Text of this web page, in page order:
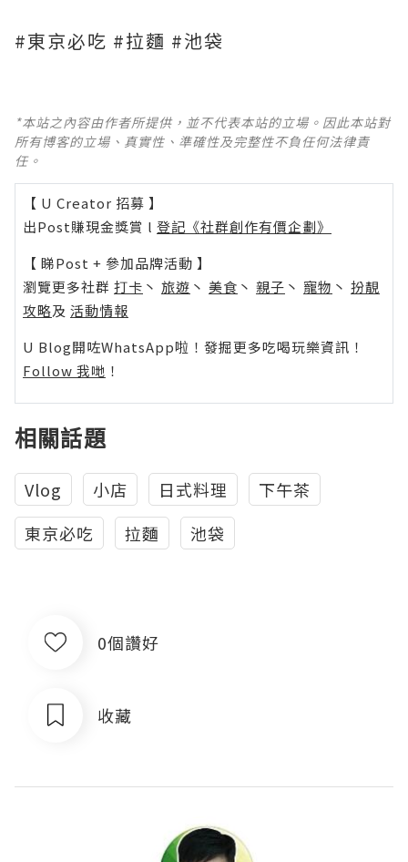
#東京必吃 #拉麵 #池袋
*本站之內容由作者所提供，並不代表本站的立場。因此本站對
所有博客的立場、真實性、準確性及完整性不負任何法律責
任。
【 U Creator 招募 】
出Post賺現金獎賞 l 登記《社群創作有價企劃》
【 睇Post + 參加品牌活動 】
瀏覽更多社群 打卡 丶 旅遊 丶 美食 丶 親子 丶 寵物 丶 扮靚
攻略及 活動情報
U Blog開咗WhatsApp啦！發掘更多吃喝玩樂資訊！
Follow 我哋 ！
相關話題
Vlog 小店 日式料理
下午茶
東京必吃
拉麵 池袋
0個讚好
收藏